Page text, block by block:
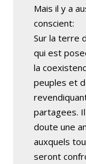
Mais il y a
conscient:
Sur la terre
qui est
la
peuples et
partagees.
doute une
auxquels
seront